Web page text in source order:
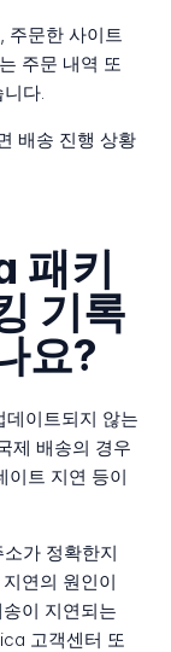
주문한 사이트
주문 내역 또
다.
배송 진행 상황
패키
기록
요?
이트되지 않는
제 배송의 경우
이트 지연 등이
가 정확한지
연의 원인이
이 지연되는
고객센터 또